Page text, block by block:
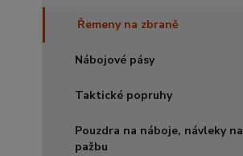
Řemeny na zbraně
Nábojové pásy
Taktické popruhy
Pouzdra na náboje, návleky na
pažbu